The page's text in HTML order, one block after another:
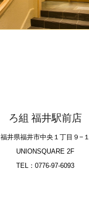
ろ組 福井駅前店
福井県福井市中央１丁目９−１
UNIONSQUARE 2F
TEL：0776-97-6093